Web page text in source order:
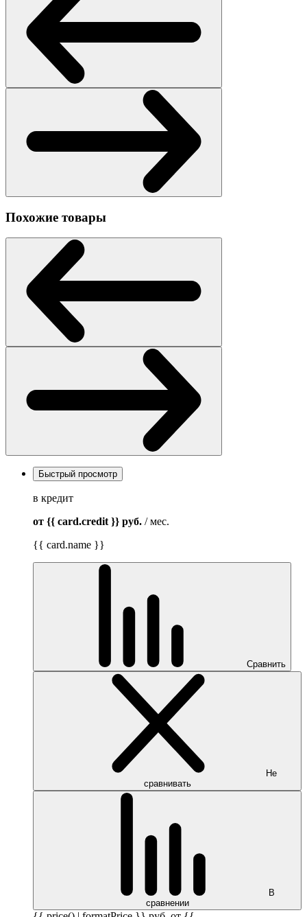
Похожие товары
Быстрый просмотр
в кредит
от {{ card.credit }} руб. / мес.
{{ card.name }}
Сравнить
Не
сравнивать
В
сравнении